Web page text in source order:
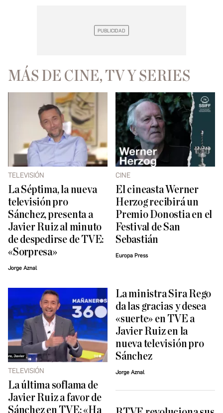
MÁS DE CINE, TV Y SERIES
TELEVISIÓN
La Séptima, la nueva
televisión pro
Sánchez, presenta a
Javier Ruiz al minuto
de despedirse de TVE:
«Sorpresa»
Jorge Aznal
CINE
El cineasta Werner
Herzog recibirá un
Premio Donostia en el
Festival de San
Sebastián
Europa Press
TELEVISIÓN
La última soflama de
Javier Ruiz a favor de
Sánchez en TVE: «Ha
La ministra Sira Rego
da las gracias y desea
«suerte» en TVE a
Javier Ruiz en la
nueva televisión pro
Sánchez
Jorge Aznal